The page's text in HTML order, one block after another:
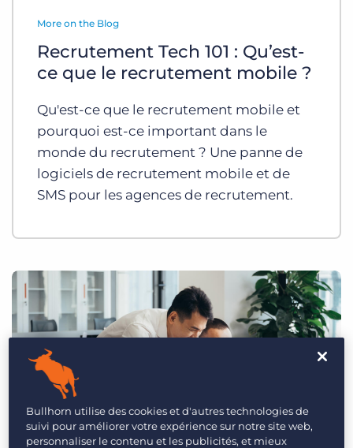
More on the Blog
Recrutement Tech 101 : Qu’est-
ce que le recrutement mobile ?
Qu'est-ce que le recrutement mobile et
pourquoi est-ce important dans le
monde du recrutement ? Une panne de
logiciels de recrutement mobile et de
SMS pour les agences de recrutement.
Bullhorn utilise des cookies et d'autres technologies de
suivi pour améliorer votre expérience sur notre site web,
personnaliser le contenu et les publicités, et mieux